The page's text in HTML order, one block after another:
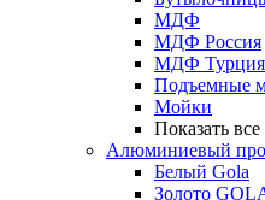
МДФ
МДФ Россия
МДФ Турция
Подъемные
Мойки
Показать все
Алюминиевый
Белый Gola
Золото